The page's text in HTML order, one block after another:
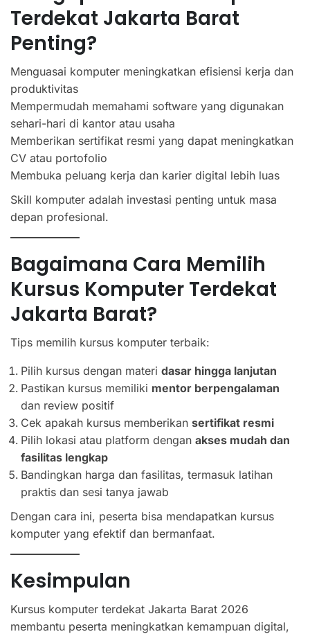
Terdekat Jakarta Barat
Penting?
Menguasai komputer meningkatkan efisiensi kerja dan
produktivitas
Mempermudah memahami software yang digunakan
sehari-hari di kantor atau usaha
Memberikan sertifikat resmi yang dapat meningkatkan
CV atau portofolio
Membuka peluang kerja dan karier digital lebih luas
Skill komputer adalah investasi penting untuk masa
depan profesional.
Bagaimana Cara Memilih
Kursus Komputer Terdekat
Jakarta Barat?
Tips memilih kursus komputer terbaik:
Pilih kursus dengan materi dasar hingga lanjutan
Pastikan kursus memiliki mentor berpengalaman
dan review positif
Cek apakah kursus memberikan sertifikat resmi
Pilih lokasi atau platform dengan akses mudah dan
fasilitas lengkap
Bandingkan harga dan fasilitas, termasuk latihan
praktis dan sesi tanya jawab
Dengan cara ini, peserta bisa mendapatkan kursus
komputer yang efektif dan bermanfaat.
Kesimpulan
Kursus komputer terdekat Jakarta Barat 2026
membantu peserta meningkatkan kemampuan digital,